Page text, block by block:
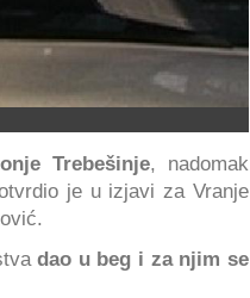
Trebešinje, nadomak
je u izjavi za Vranje
dao u beg i za njim se